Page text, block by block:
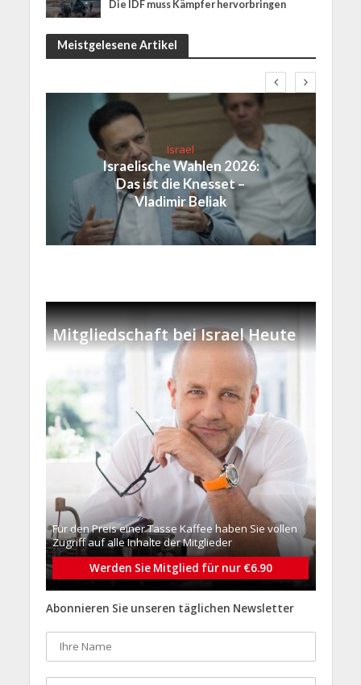
Die IDF muss Kämpfer hervorbringen
Meistgelesene Artikel
Israel
Israelische Wahlen 2026:
Das ist die Knesset –
Vladimir Beliak
Mitgliedschaft bei Israel Heute
Für den Preis einer Tasse Kaffee haben Sie vollen
Zugriff auf alle Inhalte der Mitglieder
Werden Sie Mitglied für nur €6.90
Abonnieren Sie unseren täglichen Newsletter